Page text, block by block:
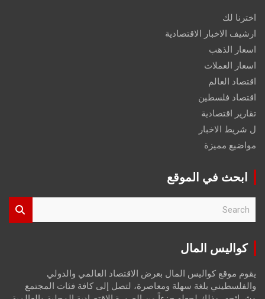
اخترنا لك
ارشيف الاخبار الاقتصادية
اسعار الذهب
اسعار العملات
اقتصاد العالم
اقتصاد فلسطين
تقارير اقتصادية
ل شريط الاخبار
مواضيع مميزة
ابحث في الموقع
r
كواليس المال
يقوم موقع كواليس المال بعرض الاقتصاد العالمي والدولي
والفلسطيني بلغة سهلة ومعاصرة، لتصل إلى كافة فئات المجتمع